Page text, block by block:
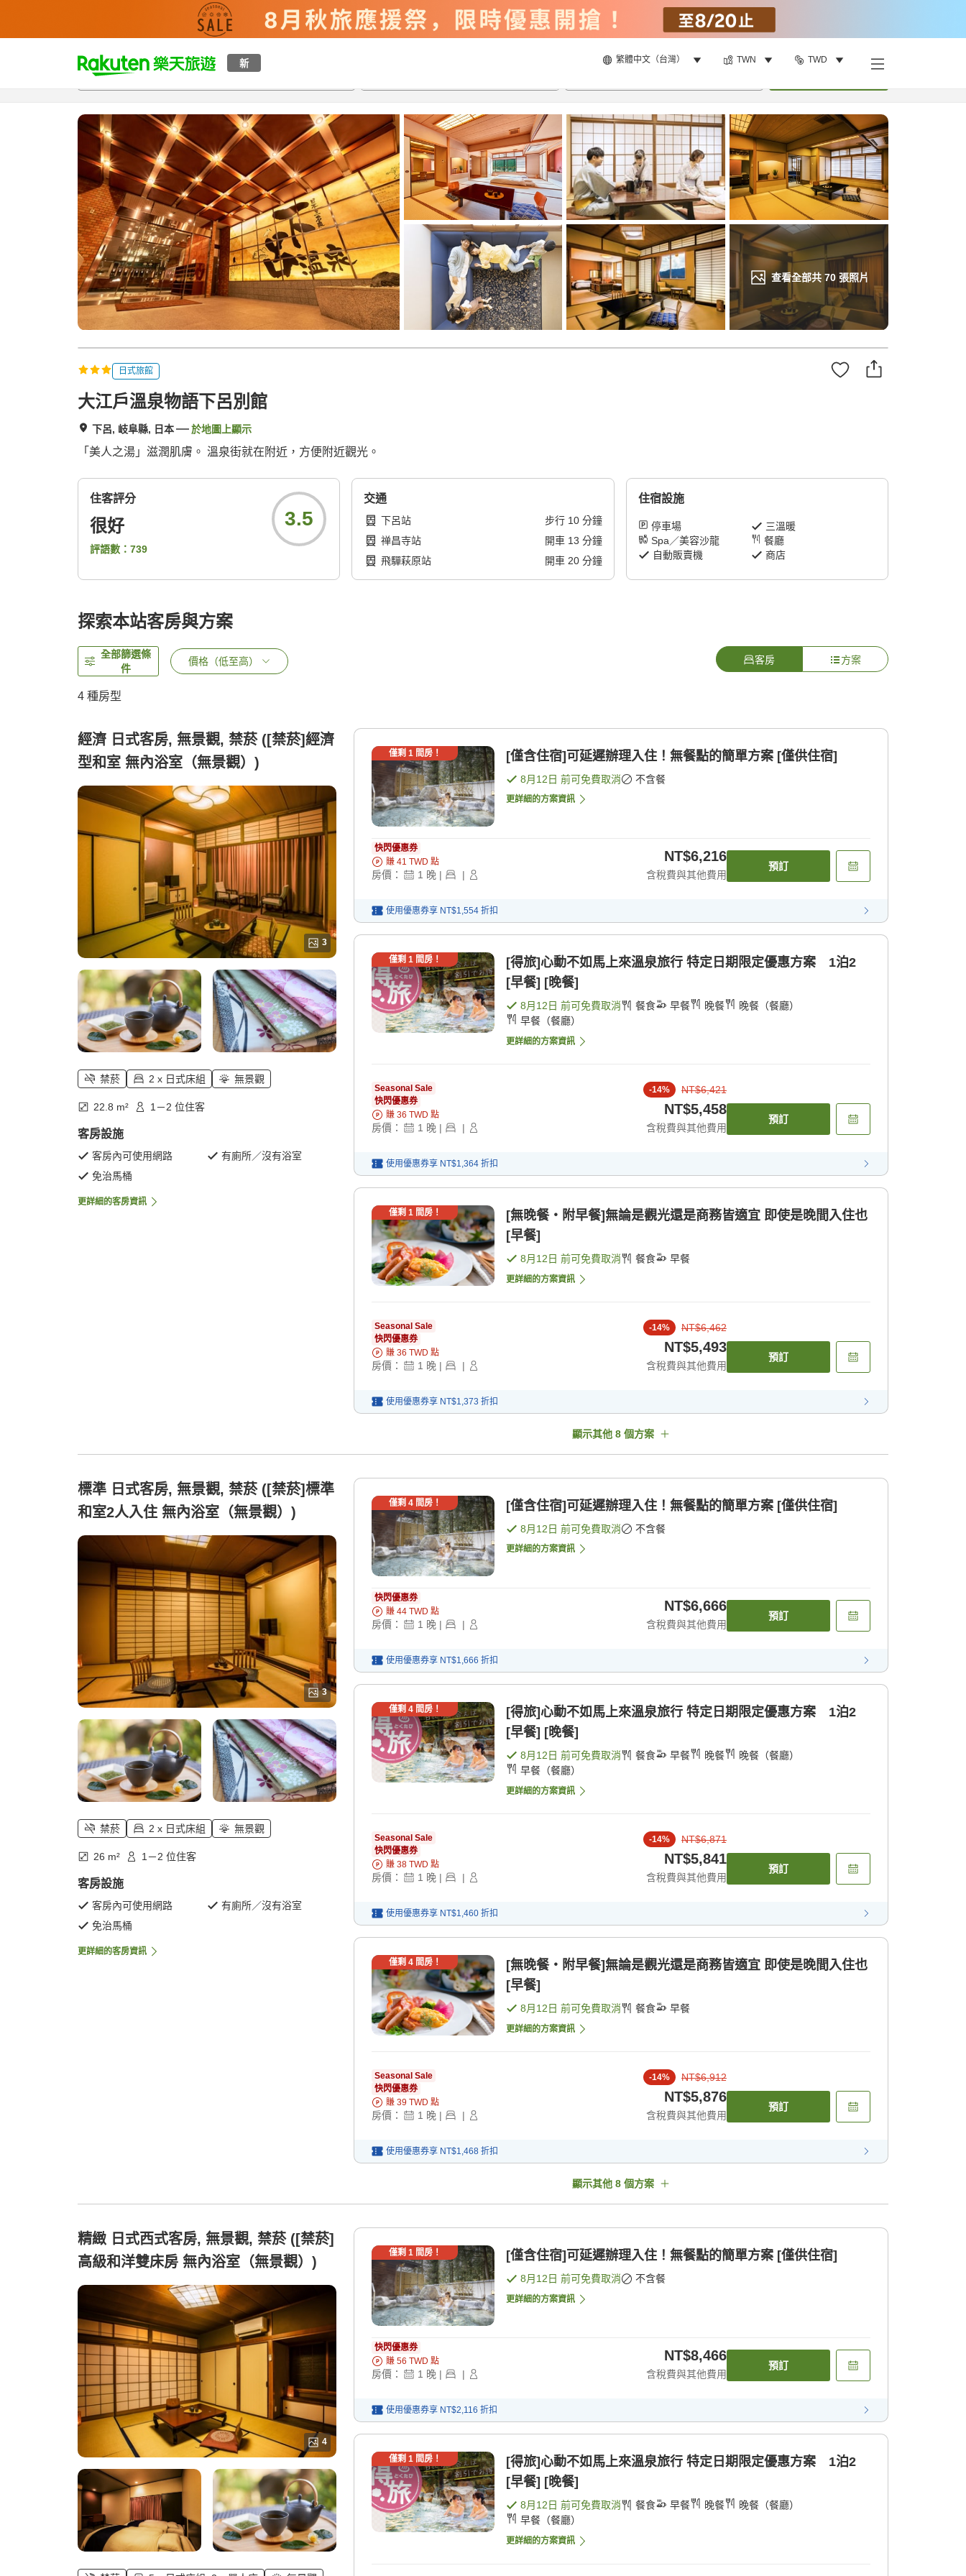
新 繁體中文（台灣） TWN TWD
t
p
a
g
_
s
e
a
r
c
h
查看全部共 70張照片
總覽客房與方案評語設施
日式旅館
大江戶溫泉物語下呂別館
下呂, 岐阜縣, 日本 於地圖上顯示
「美人之湯」滋潤肌膚。 溫泉街就在附近，方便附近觀光。
住客評分
很好
評語數： 739
3.5
交通
下呂站 步行 10分鐘
禅昌寺站
開車 13 分鐘
飛驒萩原站
開車 20分鐘
住宿設施
停車場
三溫暖
Spa／美容沙龍
餐廳
自動販賣機
商店
探索本站客房與方案
全部篩選條
件
價格（低至高） 客房 方案
4 種房型
經濟 日式客房, 無景觀, 禁菸 ([禁菸]經濟
型和室 無內浴室（無景觀）)
3
禁菸 2 x 日式床組 無景觀
22.8 m² 1－2 位住客
客房設施
客房內可使用網路
有廁所／沒有浴室
免治馬桶
更詳細的客房資訊
僅剩 1間房！ [僅含住宿]可延遲辦理入住！無餐點的簡單方案 [僅供住宿]
8月12日 前可免費取消 不含餐
更詳細的方案資訊
快閃優惠券
賺 41 TWD 點
房價： 1 晚 | |
NT$6,216
含稅費與其他費用
預訂
使用優惠券享 NT$1,554 折扣
僅剩 1間房！
[得旅]心動不如馬上來溫泉旅行 特定日期限定優惠方案 1泊2
[早餐] [晚餐]
8月12日 前可免費取消 餐食 早餐 晚餐
晚餐（餐廳）
早餐（餐廳）
更詳細的方案資訊
Seasonal Sale
快閃優惠券
賺 36 TWD 點
房價： 1 晚 | |
-14% NT$6,421
NT$5,458
含稅費與其他費用
預訂
使用優惠券享 NT$1,364 折扣
僅剩 1間房！
[無晚餐・附早餐]無論是觀光還是商務皆適宜 即使是晚間入住也
[早餐]
8月12日 前可免費取消 餐食 早餐
更詳細的方案資訊
Seasonal Sale
快閃優惠券
賺 36 TWD 點
房價： 1 晚 | |
-14% NT$6,462
NT$5,493
含稅費與其他費用
預訂
使用優惠券享 NT$1,373 折扣
顯示其他 8 個方案
標準 日式客房, 無景觀, 禁菸 ([禁菸]標準
和室2人入住 無內浴室（無景觀）)
3
禁菸 2 x 日式床組 無景觀
26 m² 1－2 位住客
客房設施
客房內可使用網路
有廁所／沒有浴室
免治馬桶
更詳細的客房資訊
僅剩 4間房！ [僅含住宿]可延遲辦理入住！無餐點的簡單方案 [僅供住宿]
8月12日 前可免費取消 不含餐
更詳細的方案資訊
快閃優惠券
賺 44 TWD 點
房價： 1 晚 | |
NT$6,666
含稅費與其他費用
預訂
使用優惠券享 NT$1,666 折扣
僅剩 4間房！
[得旅]心動不如馬上來溫泉旅行 特定日期限定優惠方案 1泊2
[早餐] [晚餐]
8月12日 前可免費取消 餐食 早餐 晚餐
晚餐（餐廳）
早餐（餐廳）
更詳細的方案資訊
Seasonal Sale
快閃優惠券
賺 38 TWD 點
房價： 1 晚 | |
-14% NT$6,871
NT$5,841
含稅費與其他費用
預訂
使用優惠券享 NT$1,460 折扣
僅剩 4間房！
[無晚餐・附早餐]無論是觀光還是商務皆適宜 即使是晚間入住也
[早餐]
8月12日 前可免費取消 餐食 早餐
更詳細的方案資訊
Seasonal Sale
快閃優惠券
賺 39 TWD 點
房價： 1 晚 | |
-14% NT$6,912
NT$5,876
含稅費與其他費用
預訂
使用優惠券享 NT$1,468 折扣
顯示其他 8 個方案
精緻 日式西式客房, 無景觀, 禁菸 ([禁菸]
高級和洋雙床房 無內浴室（無景觀）)
4
僅剩 1間房！ [僅含住宿]可延遲辦理入住！無餐點的簡單方案 [僅供住宿]
8月12日 前可免費取消 不含餐
更詳細的方案資訊
快閃優惠券
賺 56 TWD 點
房價： 1 晚 | |
NT$8,466
含稅費與其他費用
預訂
使用優惠券享 NT$2,116 折扣
僅剩 1間房！
[得旅]心動不如馬上來溫泉旅行 特定日期限定優惠方案 1泊2
[早餐] [晚餐]
8月12日 前可免費取消 餐食 早餐 晚餐
晚餐（餐廳）
早餐（餐廳）
更詳細的方案資訊